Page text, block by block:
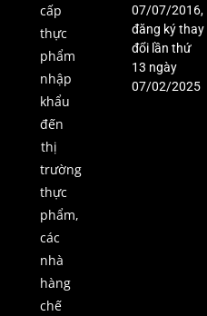
cấp
thực
phẩm
nhập
khẩu
đến
thị
trường
thực
phẩm,
các
nhà
hàng
chế
07/07/2016,
đăng ký thay
đổi lần thứ
13 ngày
07/02/2025